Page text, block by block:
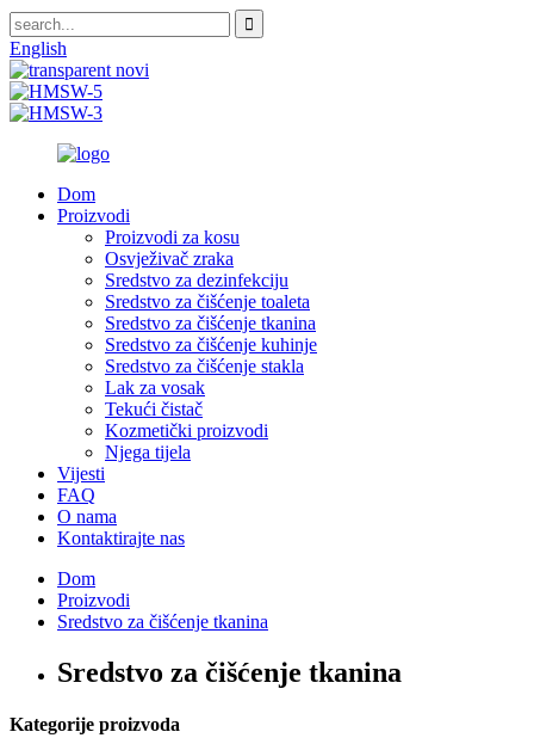
English
Dom
Proizvodi
Proizvodi za kosu
Osvježivač zraka
Sredstvo za dezinfekciju
Sredstvo za čišćenje toaleta
Sredstvo za čišćenje tkanina
Sredstvo za čišćenje kuhinje
Sredstvo za čišćenje stakla
Lak za vosak
Tekući čistač
Kozmetički proizvodi
Njega tijela
Vijesti
FAQ
O nama
Kontaktirajte nas
Dom
Proizvodi
Sredstvo za čišćenje tkanina
Sredstvo za čišćenje tkanina
Kategorije proizvoda